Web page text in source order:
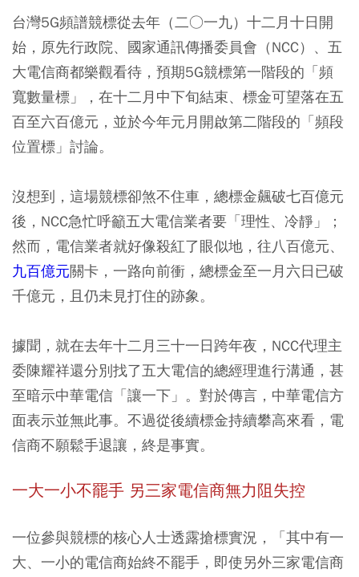
台灣5G頻譜競標從去年（二○一九）十二月十日開
始，原先行政院、國家通訊傳播委員會（NCC）、五
大電信商都樂觀看待，預期5G競標第一階段的「頻
寬數量標」，在十二月中下旬結束、標金可望落在五
百至六百億元，並於今年元月開啟第二階段的「頻段
位置標」討論。
沒想到，這場競標卻煞不住車，總標金飆破七百億元
後，NCC急忙呼籲五大電信業者要「理性、冷靜」；
然而，電信業者就好像殺紅了眼似地，往八百億元、
九百億元關卡，一路向前衝，總標金至一月六日已破
千億元，且仍未見打住的跡象。
據聞，就在去年十二月三十一日跨年夜，NCC代理主
委陳耀祥還分別找了五大電信的總經理進行溝通，甚
至暗示中華電信「讓一下」。對於傳言，中華電信方
面表示並無此事。不過從後續標金持續攀高來看，電
信商不願鬆手退讓，終是事實。
一大一小不罷手 另三家電信商無力阻失控
一位參與競標的核心人士透露搶標實況，「其中有一
大、一小的電信商始終不罷手，即使另外三家電信商